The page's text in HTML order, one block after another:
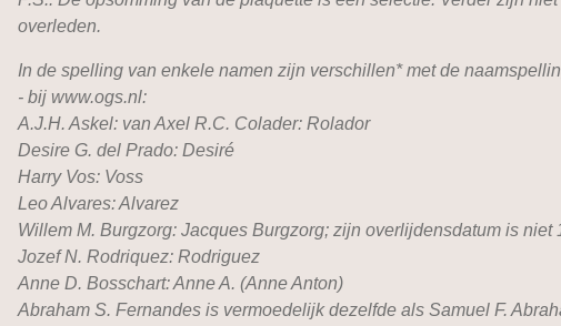
overleden.
In de spelling van enkele namen zijn verschillen* met de
- bij www.ogs.nl:
A.J.H. Askel: van Axel R.C. Colader: Rolador
Desire G. del Prado: Desiré
Harry Vos: Voss
Leo Alvares: Alvarez
Willem M. Burgzorg: Jacques Burgzorg; zijn overlijdensdatum is niet
Jozef N. Rodriquez: Rodriguez
Anne D. Bosschart: Anne A. (Anne Anton)
Abraham S. Fernandes is vermoedelijk dezelfde als Samuel F.